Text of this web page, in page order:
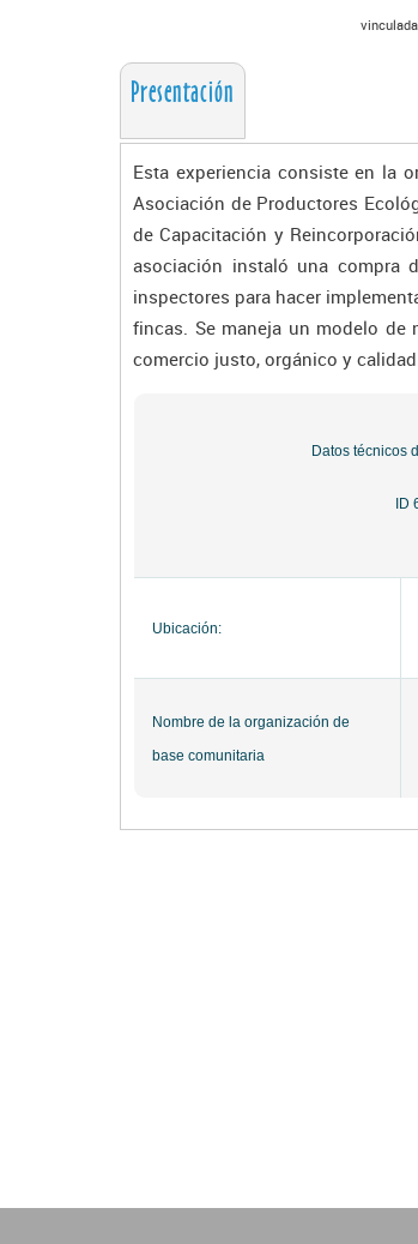
Presentación
Esta experiencia consiste en la
Asociación de Productores
de Capacitación y
asociación instaló una compra
inspectores para hacer
fincas. Se maneja un modelo
comercio justo, orgánico y
Datos técnicos
ID
Ubicación:
Nombre de la organización de
base comunitaria